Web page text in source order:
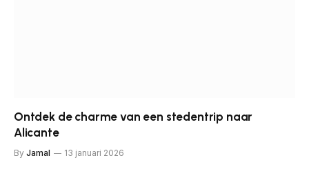
Ontdek de charme van een stedentrip naar
Alicante
By Jamal 13 januari 2026